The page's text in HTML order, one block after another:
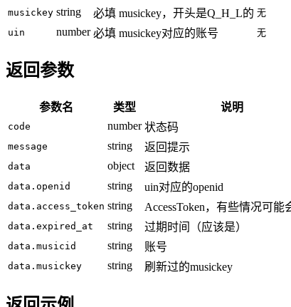
musickey string 必填 musickey，开头是Q_H_L的 无
uin
number 必填 musickey对应的账号 无
返回参数
参数名 类型 说明
code number 状态码
message string 返回提示
data object 返回数据
data.openid string uin对应的openid
data.access_token string AccessToken，有些情况可能
data.expired_at string 过期时间（应该是）
data.musicid string 账号
data.musickey string 刷新过的musickey